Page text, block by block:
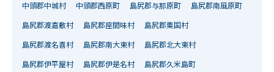
中頭郡中城村 中頭郡西原町 島尻郡与那原町 島尻郡南風原町
島尻郡渡嘉敷村 島尻郡座間味村 島尻郡粟国村
島尻郡渡名喜村 島尻郡南大東村 島尻郡北大東村
島尻郡伊平屋村 島尻郡伊是名村 島尻郡久米島町